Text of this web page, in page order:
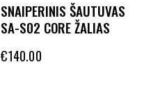
SNAIPERINIS ŠAUTUVAS
SA-S02 CORE ŽALIAS
€140.00